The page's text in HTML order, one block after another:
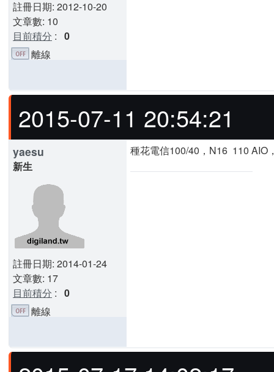
註冊日期: 2012-10-20
文章數: 10
目前積分 : 0
離線
2015-07-11 20:54:21
yaesu
新生
註冊日期: 2014-01-24
文章數: 17
目前積分 : 0
種花電信100/40，N16 110 AIO
離線